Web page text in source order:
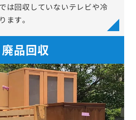
は回収していないテレビや冷
ます。
廃品回収